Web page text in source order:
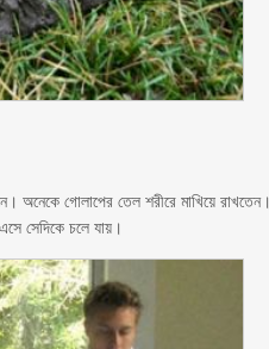
অনেকে গোলাপের তেল শরীরে মাখিয়ে রাখতেন।
সেদিকে চলে যায়।